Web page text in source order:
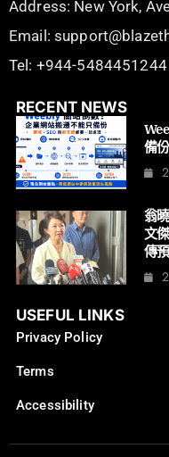
Address: New York,
Email:
Tel: +944-5484451244
RECENT NEWS
備
翁
文
傳
USEFUL LINKS
Privacy Policy
Terms
Accessibility